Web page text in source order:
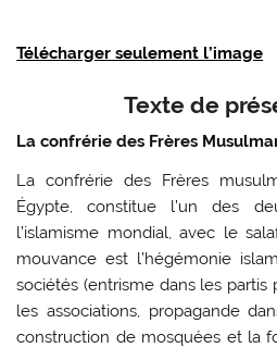
Télécharger seulement l’image
Texte de
La confrérie des Frères
La confrérie des Frères
Égypte, constitue l’un des
l’islamisme mondial, avec le
mouvance est l’hégémonie
sociétés (entrisme dans les partis
les associations, propagande
construction de mosquées et la